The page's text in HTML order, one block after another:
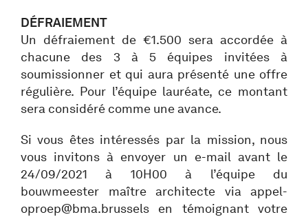
DÉFRAIEMENT
Un défraiement de €1.500 sera accordée à
chacune des 3 à 5 équipes invitées à
soumissionner et qui aura présenté une offre
régulière. Pour l’équipe lauréate, ce montant
sera considéré comme une avance.
Si vous êtes intéressés par la mission, nous
vous invitons à envoyer un e-mail avant le
24/09/2021 à 10H00 à l’équipe du
bouwmeester maître architecte via appel-
oproep@bma.brussels en témoignant votre